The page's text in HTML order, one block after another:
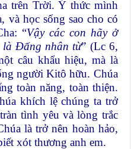
trên Trời. Ý thức mình
và học sống sao cho có
“Vậy các con hãy ở
là Đấng nhân từ” (Lc 6,
câu khẩu hiệu, mà là
người Kitô hữu. Chúa
toàn năng, toàn thiện.
khích lệ chúng ta trở
tình yêu và lòng trắc
là trở nên hoàn hảo,
xót thương anh em.